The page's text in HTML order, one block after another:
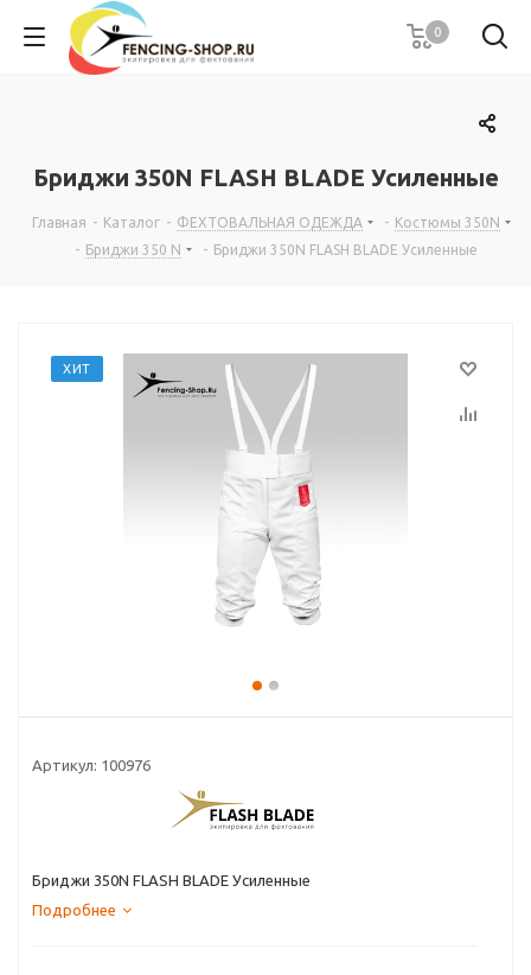
0
Бриджи 350N FLASH BLADE Усиленные
Главная - Каталог - ФЕХТОВАЛЬНАЯ ОДЕЖДА - Костюмы 350N
- Бриджи 350 N - Бриджи 350N FLASH BLADE Усиленные
ХИТ
Артикул: 100976
Бриджи 350N FLASH BLADE Усиленные
Подробнее